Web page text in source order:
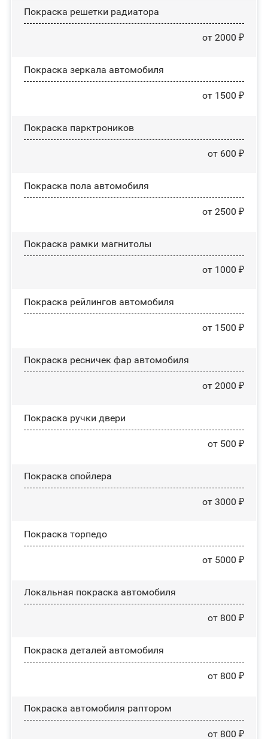
Покраска решетки радиатора
от 2000 ₽
Покраска зеркала автомобиля
от 1500 ₽
Покраска парктроников
от 600 ₽
Покраска пола автомобиля
от 2500 ₽
Покраска рамки магнитолы
от 1000 ₽
Покраска рейлингов автомобиля
от 1500 ₽
Покраска ресничек фар автомобиля
от 2000 ₽
Покраска ручки двери
от 500 ₽
Покраска спойлера
от 3000 ₽
Покраска торпедо
от 5000 ₽
Локальная покраска автомобиля
от 800 ₽
Покраска деталей автомобиля
от 800 ₽
Покраска автомобиля раптором
от 800 ₽